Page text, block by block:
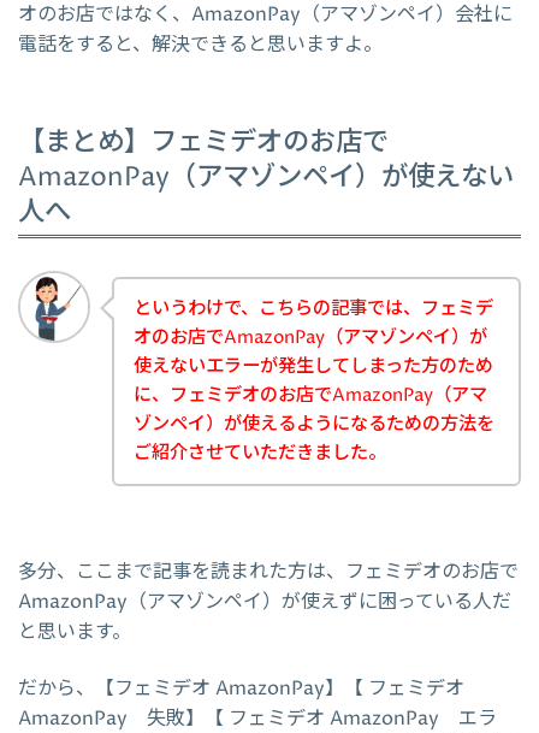
オのお店ではなく、AmazonPay（アマゾンペイ）会社に
電話をすると、解決できると思いますよ。
【まとめ】フェミデオのお店で
AmazonPay（アマゾンペイ）が使えない
人へ
というわけで、こちらの記事では、フェミデ
オのお店でAmazonPay（アマゾンペイ）が
使えないエラーが発生してしまった方のため
に、フェミデオのお店でAmazonPay（アマ
ゾンペイ）が使えるようになるための方法を
ご紹介させていただきました。
多分、ここまで記事を読まれた方は、フェミデオのお店で
AmazonPay（アマゾンペイ）が使えずに困っている人だ
と思います。
だから、【フェミデオ AmazonPay】【 フェミデオ
AmazonPay 失敗】【 フェミデオ AmazonPay エラ